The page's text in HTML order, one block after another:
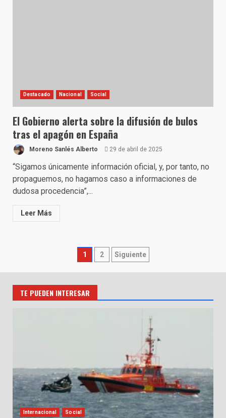
Destacado Nacional Social
El Gobierno alerta sobre la difusión de bulos
tras el apagón en España
Moreno Sanlés Alberto 29 de abril de 2025
“Sigamos únicamente información oficial, y, por tanto, no
propaguemos, no hagamos caso a informaciones de
dudosa procedencia”,...
Leer Más
Paginación
de
entradas
1 2 Siguiente
TE PUEDEN INTERESAR
Internacional Social